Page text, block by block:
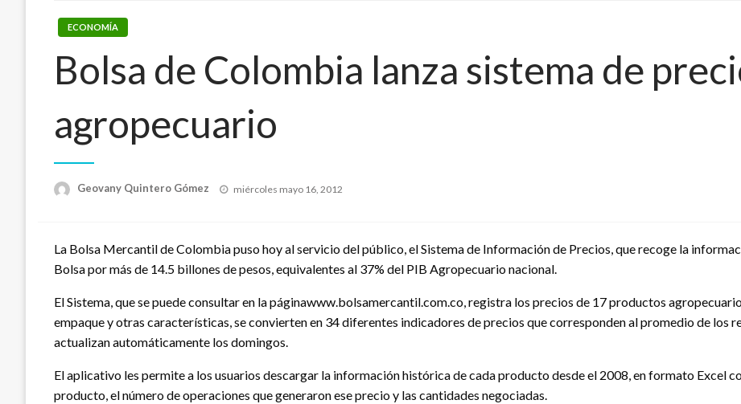
ECONOMÍA
Bolsa de Colombia lanza sistema de
agropecuario
Geovany Quintero Gómez
Publicado
miércoles mayo 16, 2012
La Bolsa Mercantil de Colombia puso hoy al servicio del público, el Sistema de Información de Precios, que recoge la
Bolsa por más de 14.5 billones de pesos, equivalentes al 37% del PIB Agropecuario nacional.
El Sistema, que se puede consultar en la páginawww.bolsamercantil.com.co, registra los precios de 17 productos
empaque y otras características, se convierten en 34 diferentes indicadores de precios que corresponden al promedio de los
actualizan automáticamente los domingos.
El aplicativo les permite a los usuarios descargar la información histórica de cada producto desde el 2008, en formato Excel
producto, el número de operaciones que generaron ese precio y las cantidades negociadas.